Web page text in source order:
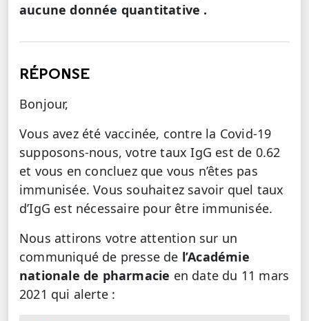
aucune donnée quantitative .
RÉPONSE
Bonjour,
Vous avez été vaccinée, contre la Covid-19
supposons-nous, votre taux IgG est de 0.62
et vous en concluez que vous n’êtes pas
immunisée. Vous souhaitez savoir quel taux
d’IgG est nécessaire pour être immunisée.
Nous attirons votre attention sur un
communiqué de presse de l’Académie
nationale de pharmacie en date du 11 mars
2021 qui alerte :